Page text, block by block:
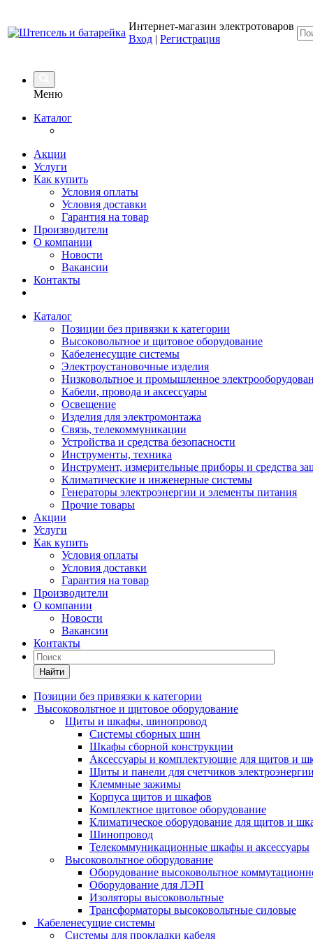
Интернет-магазин электротоваров
Вход | Регистрация
Меню
Каталог
Акции
Услуги
Как купить
Условия оплаты
Условия доставки
Гарантия на товар
Производители
О компании
Новости
Вакансии
Контакты
Каталог
Позиции без привязки к категории
Высоковольтное и щитовое оборудование
Кабеленесущие системы
Электроустановочные изделия
Низковольтное и промышленное
Кабели, провода и аксессуары
Освещение
Изделия для электромонтажа
Связь, телекоммуникации
Устройства и средства безопасности
Инструменты, техника
Инструмент, измерительные приборы и средства
Климатические и инженерные системы
Генераторы электроэнергии и элементы питания
Прочие товары
Акции
Услуги
Как купить
Условия оплаты
Условия доставки
Гарантия на товар
Производители
О компании
Новости
Вакансии
Контакты
Найти
Позиции без привязки к категории
Высоковольтное и щитовое оборудование
Щиты и шкафы, шинопровод
Системы сборных шин
Шкафы сборной конструкции
Аксессуары и комплектующие для щитов и
Щиты и панели для счетчиков электроэнергии
Клеммные зажимы
Корпуса щитов и шкафов
Комплектное щитовое оборудование
Климатическое оборудование для щитов и
Шинопровод
Телекоммуникационные шкафы и аксессуары
Высоковольтное оборудование
Оборудование высоковольтное
Оборудование для ЛЭП
Изоляторы высоковольтные
Трансформаторы высоковольтные силовые
Кабеленесущие системы
Системы для прокладки кабеля